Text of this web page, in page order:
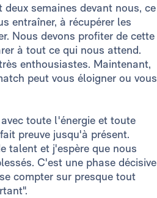
semaines devant nous, ce
entraîner, à récupérer les
Nous devons profiter de cette
à tout ce qui nous attend.
enthousiastes. Maintenant,
peut vous éloigner ou vous
toute l'énergie et toute
preuve jusqu'à présent.
talent et j'espère que nous
C'est une phase décisive
compter sur presque tout